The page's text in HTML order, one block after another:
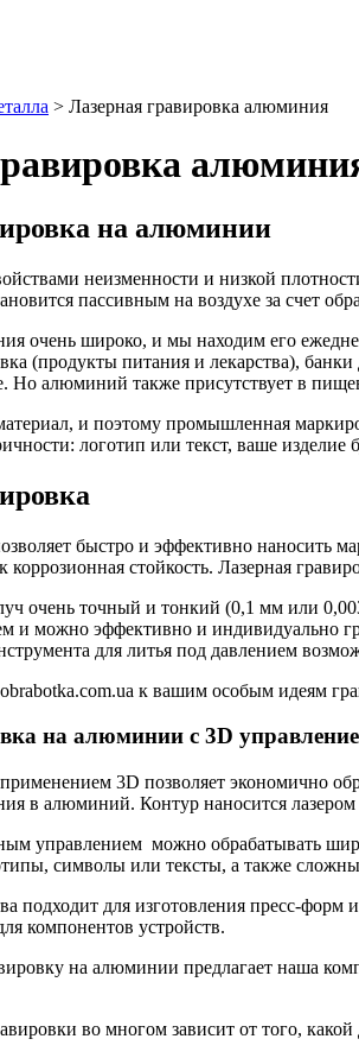
модульных блоков
насосных станций
баков из нержавейки
теплопунктов
конвейерных роликов
колес для роликов
> Лазерная гравировка алюминия
на алюминии
неизменности и низкой
пассивным на воздухе за счет
очень широко, и мы находим его
(продукты питания и лекарства),
Но алюминий также присутствует в
и поэтому промышленная
логотип или текст, ваше
быстро и эффективно наносить
коррозионная стойкость. Лазерная
очень точный и тонкий (0,1 мм или
и можно эффективно и индивидуально
для литья под давлением
к вашим особым идеям
на алюминии с 3D
применением 3D позволяет экономично
в алюминий. Контур наносится
управлением можно обрабатывать
символы или тексты, а также
подходит для изготовления пресс-
компонентов устройств.
на алюминии предлагает наша
во многом зависит от того,